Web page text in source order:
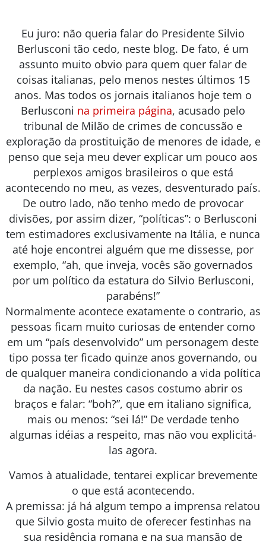
Eu juro: não queria falar do Presidente Silvio
Berlusconi tão cedo, neste blog. De fato, é um
assunto muito obvio para quem quer falar de
coisas italianas, pelo menos nestes últimos 15
anos. Mas todos os jornais italianos hoje tem o
Berlusconi na primeira página, acusado pelo
tribunal de Milão de crimes de concussão e
exploração da prostituição de menores de idade, e
penso que seja meu dever explicar um pouco aos
perplexos amigos brasileiros o que está
acontecendo no meu, as vezes, desventurado país.
De outro lado, não tenho medo de provocar
divisões, por assim dizer, “políticas”: o Berlusconi
tem estimadores exclusivamente na Itália, e nunca
até hoje encontrei alguém que me dissesse, por
exemplo, “ah, que inveja, vocês são governados
por um político da estatura do Silvio Berlusconi,
parabéns!”
Normalmente acontece exatamente o contrario, as
pessoas ficam muito curiosas de entender como
em um “país desenvolvido” um personagem deste
tipo possa ter ficado quinze anos governando, ou
de qualquer maneira condicionando a vida política
da nação. Eu nestes casos costumo abrir os
braços e falar: “boh?”, que em italiano significa,
mais ou menos: “sei lá!” De verdade tenho
algumas idéias a respeito, mas não vou explicitá-
las agora.
Vamos à atualidade, tentarei explicar brevemente
o que está acontecendo.
A premissa: já há algum tempo a imprensa relatou
que Silvio gosta muito de oferecer festinhas na
sua residência romana e na sua mansão de